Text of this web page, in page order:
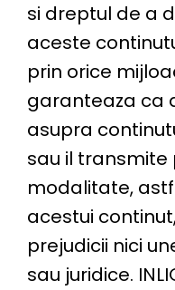
si dreptul de a
aceste
prin orice
garanteaza ca
asupra
sau il transmite
modalitate,
acestui
prejudicii nici
sau juridice.